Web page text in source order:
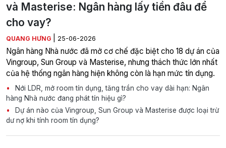
và Masterise: Ngân hàng lấy tiền đâu để
cho vay?
QUANG HƯNG 25-06-2026
Ngân hàng Nhà nước đã mở cơ chế đặc biệt cho 18 dự án của
Vingroup, Sun Group và Masterise, nhưng thách thức lớn nhất
của hệ thống ngân hàng hiện không còn là hạn mức tín dụng.
Nới LDR, mở room tín dụng, tăng trần cho vay dài hạn: Ngân
hàng Nhà nước đang phát tín hiệu gì?
Dự án nào của Vingroup, Sun Group và Masterise được loại trừ
dư nợ khi tính room tín dụng?